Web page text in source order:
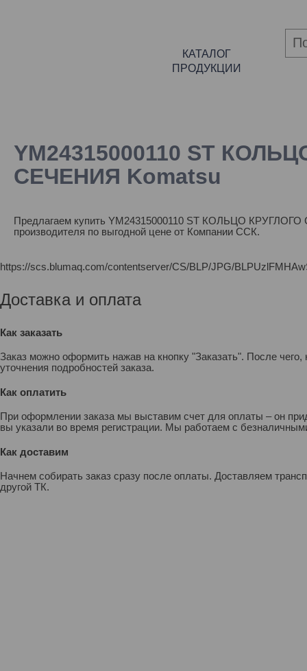
КАТАЛОГ
ПРОДУКЦИИ
YM24315000110 ST
СЕЧЕНИЯ Komatsu
Предлагаем купить YM24315000110 ST КОЛЬЦО
производителя по выгодной цене от Компании ССК.
https://scs.blumaq.com/contentserver/CS/BLP/JPG/
Доставка и оплата
Как заказать
Заказ можно оформить нажав на кнопку "Заказать". После
уточнения подробностей заказа.
Как оплатить
При оформлении заказа мы выставим счет для оплаты – он
вы указали во время регистрации. Мы работаем с
Как доставим
Начнем собирать заказ сразу после оплаты. Доставляем
другой ТК.